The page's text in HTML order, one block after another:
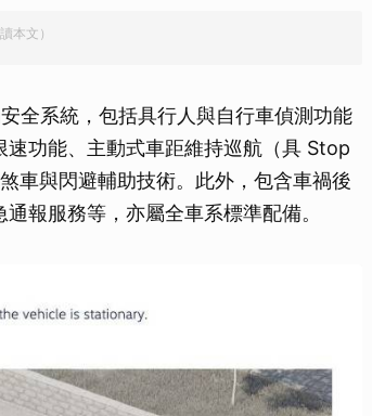
本文）
全系統，包括具行人與自行車偵測功能
功能、主動式車距維持巡航（具 Stop
車與閃避輔助技術。此外，包含車禍後
報服務等，亦屬全車系標準配備。